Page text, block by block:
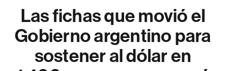
Las fichas que movió el
Gobierno argentino para
sostener al dólar en